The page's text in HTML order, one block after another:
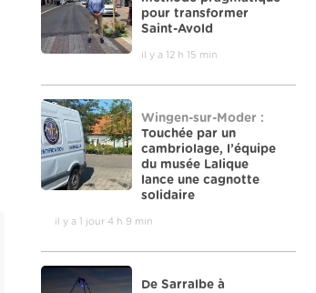
pour transformer
Saint-Avold
il y a 12 h 15 min
Wingen-sur-Moder :
Touchée par un
cambriolage, l’équipe
du musée Lalique
lance une cagnotte
solidaire
il y a 1 jour 4 h 9 min
De Sarralbe à